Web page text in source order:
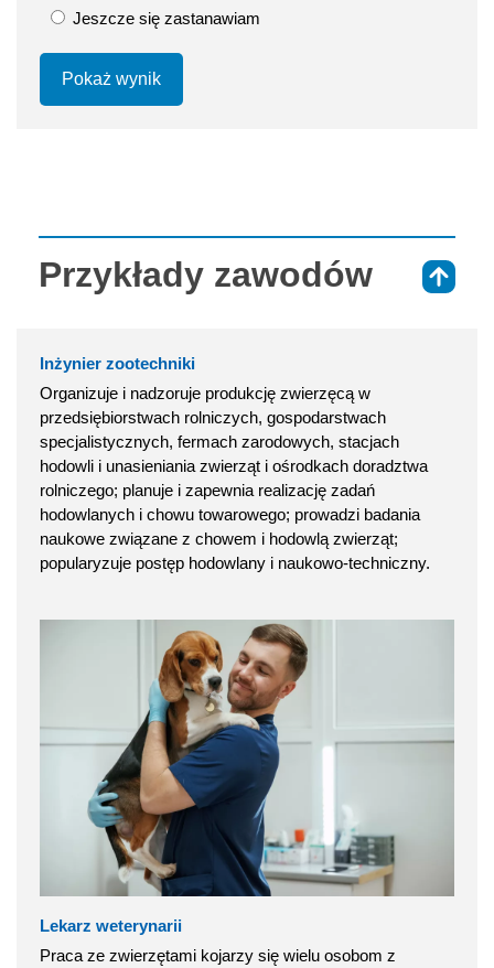
Jeszcze się zastanawiam
Pokaż wynik
Przykłady zawodów
Inżynier zootechniki
Organizuje i nadzoruje produkcję zwierzęcą w
przedsiębiorstwach rolniczych, gospodarstwach
specjalistycznych, fermach zarodowych, stacjach
hodowli i unasieniania zwierząt i ośrodkach doradztwa
rolniczego; planuje i zapewnia realizację zadań
hodowlanych i chowu towarowego; prowadzi badania
naukowe związane z chowem i hodowlą zwierząt;
popularyzuje postęp hodowlany i naukowo-techniczny.
Lekarz weterynarii
Praca ze zwierzętami kojarzy się wielu osobom z